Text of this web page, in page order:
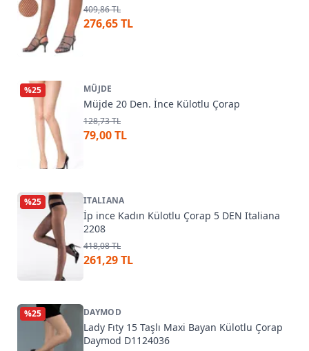
409,86 TL
276,65 TL
%25 MÜJDE
Müjde 20 Den. İnce Külotlu Çorap
128,73 TL
79,00 TL
%25 ITALIANA
İp ince Kadın Külotlu Çorap 5 DEN Italiana
2208
418,08 TL
261,29 TL
%25 DAYMOD
Lady Fıty 15 Taşlı Maxi Bayan Külotlu Çorap
Daymod D1124036